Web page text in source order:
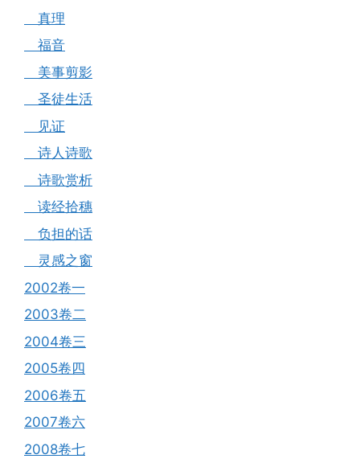
真理
福音
美事剪影
圣徒生活
见证
诗人诗歌
诗歌赏析
读经拾穗
负担的话
灵感之窗
2002卷一
2003卷二
2004卷三
2005卷四
2006卷五
2007卷六
2008卷七